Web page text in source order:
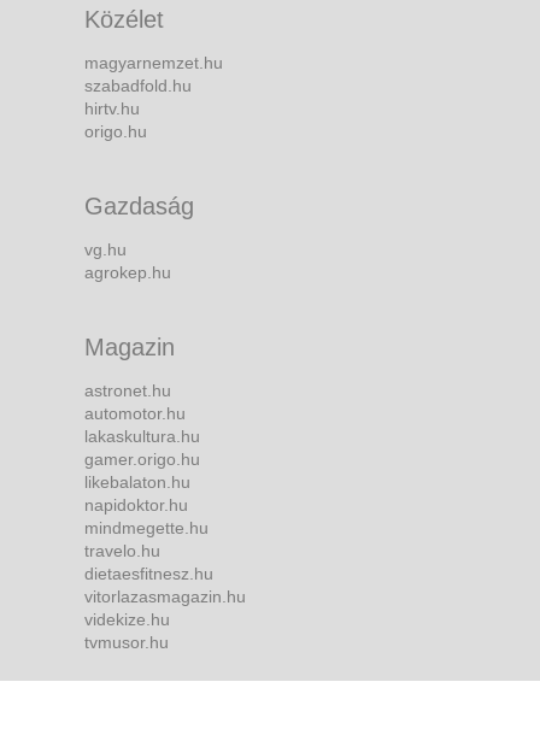
Közélet
magyarnemzet.hu
szabadfold.hu
hirtv.hu
origo.hu
Gazdaság
vg.hu
agrokep.hu
Magazin
astronet.hu
automotor.hu
lakaskultura.hu
gamer.origo.hu
likebalaton.hu
napidoktor.hu
mindmegette.hu
travelo.hu
dietaesfitnesz.hu
vitorlazasmagazin.hu
videkize.hu
tvmusor.hu